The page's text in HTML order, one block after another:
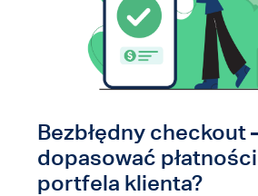
Bezbłędny checkout
dopasować
portfela klienta?